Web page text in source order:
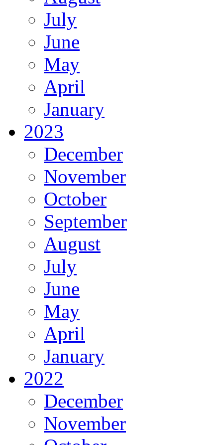
July
June
May
April
January
2023
December
November
October
September
August
July
June
May
April
January
2022
December
November